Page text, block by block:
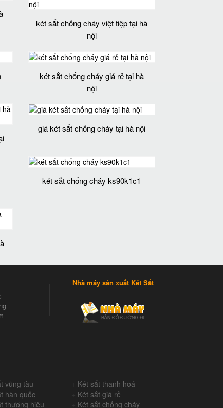
két sắt chống cháy việt tiệp tại hà
nội
két sắt chống cháy giá rẻ tại hà
nội
giá két sắt chống cháy tại hà nội
két sắt chống cháy ks90k1c1
Nhà máy sản xuất Két Sắt
vũng tàu
Két sắt thanh hoá
hàn quốc
Két sắt giá rẻ
thương hiệu Két sắt chống cháy